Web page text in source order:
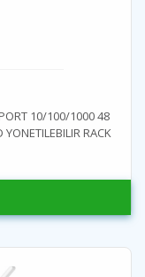
10/100/1000 48
RACK